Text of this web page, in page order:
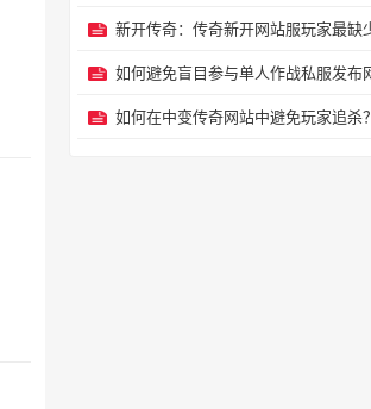
如何在中变传奇网站中避免玩家追杀？